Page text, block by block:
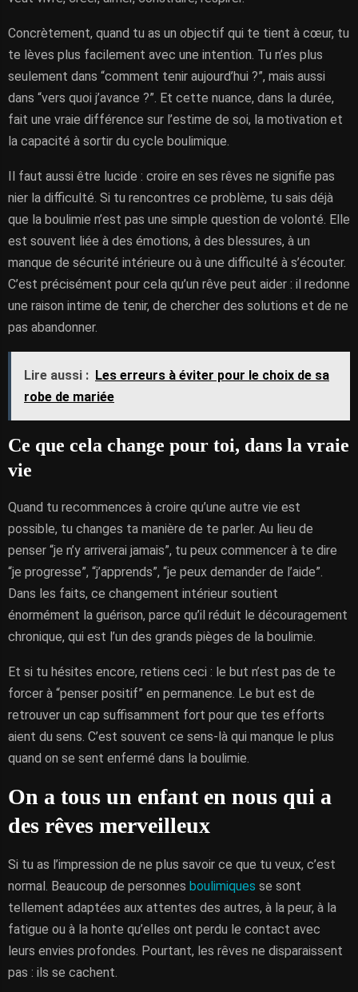
Concrètement, quand tu as un objectif qui te tient à cœur, tu
te lèves plus facilement avec une intention. Tu n’es plus
seulement dans “comment tenir aujourd’hui ?”, mais aussi
dans “vers quoi j’avance ?”. Et cette nuance, dans la durée,
fait une vraie différence sur l’estime de soi, la motivation et
la capacité à sortir du cycle boulimique.
Il faut aussi être lucide : croire en ses rêves ne signifie pas
nier la difficulté. Si tu rencontres ce problème, tu sais déjà
que la boulimie n’est pas une simple question de volonté. Elle
est souvent liée à des émotions, à des blessures, à un
manque de sécurité intérieure ou à une difficulté à s’écouter.
C’est précisément pour cela qu’un rêve peut aider : il redonne
une raison intime de tenir, de chercher des solutions et de ne
pas abandonner.
Lire aussi : Les erreurs à éviter pour le choix de sa
robe de mariée
Ce que cela change pour toi, dans la vraie
vie
Quand tu recommences à croire qu’une autre vie est
possible, tu changes ta manière de te parler. Au lieu de
penser “je n’y arriverai jamais”, tu peux commencer à te dire
“je progresse”, “j’apprends”, “je peux demander de l’aide”.
Dans les faits, ce changement intérieur soutient
énormément la guérison, parce qu’il réduit le découragement
chronique, qui est l’un des grands pièges de la boulimie.
Et si tu hésites encore, retiens ceci : le but n’est pas de te
forcer à “penser positif” en permanence. Le but est de
retrouver un cap suffisamment fort pour que tes efforts
aient du sens. C’est souvent ce sens-là qui manque le plus
quand on se sent enfermé dans la boulimie.
On a tous un enfant en nous qui a
des rêves merveilleux
Si tu as l’impression de ne plus savoir ce que tu veux, c’est
normal. Beaucoup de personnes boulimiques se sont
tellement adaptées aux attentes des autres, à la peur, à la
fatigue ou à la honte qu’elles ont perdu le contact avec
leurs envies profondes. Pourtant, les rêves ne disparaissent
pas : ils se cachent.